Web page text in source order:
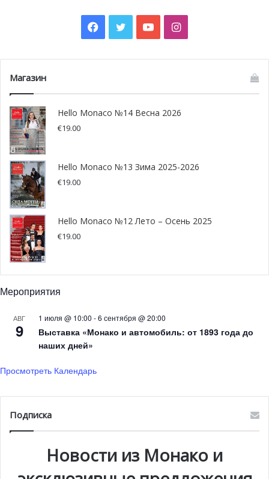
Затем артистами была показана рождественская сказка
перенести ребят в удивительный мир сказочных героев
и почувствовать дух Рождества, а также на примере
прощать и просить прощения.
Гердой дети вместе водили хороводы, участвовали в
конкурсах и пели песни. Каждый желающий мог
рассказать новогоднее стихотворение, станцевать или
Facebook
TwitterYouTubeInstagram
Магазин
Hello Monaco №14 Весна 2026
€19.00
Hello Monaco №13 Зима 2025-2026
€19.00
Hello Monaco №12 Лето – Осень 2025
€19.00
Мероприятия
АВГ
9
1 июля @ 10:00 -6 сентября @ 20:00
Выставка «Монако и автомобиль: от 1893 года до
наших дней»
Просмотреть Календарь
Подписка
Новости из Монако и